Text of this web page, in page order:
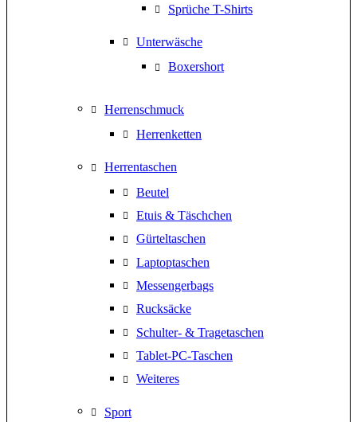
Sprüche T-Shirts
Unterwäsche
Boxershort
Herrenschmuck
Herrenketten
Herrentaschen
Beutel
Etuis & Täschchen
Gürteltaschen
Laptoptaschen
Messengerbags
Rucksäcke
Schulter- & Tragetaschen
Tablet-PC-Taschen
Weiteres
Sport